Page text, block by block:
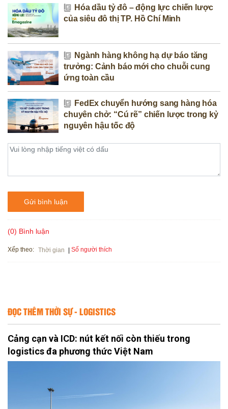
Hóa dầu tỷ đô – động lực chiến lược
của siêu đô thị TP. Hồ Chí Minh
Ngành hàng không hạ dự báo tăng
trưởng: Cảnh báo mới cho chuỗi cung
ứng toàn cầu
FedEx chuyển hướng sang hàng hóa
chuyên chở: “Cú rẽ” chiến lược trong kỷ
nguyên hậu tốc độ
Gửi bình luận
(0) Bình luận
Xếp theo: Thời gian Số người thích
ĐỌC THÊM THỜI SỰ - LOGISTICS
Cảng cạn và ICD: nút kết nối còn thiếu trong
logistics đa phương thức Việt Nam